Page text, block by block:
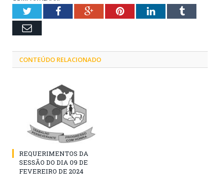
TwitterFacebookGoogle+PinterestLinkedInTumblr
Email
CONTEÚDO RELACIONADO
REQUERIMENTOS DA
SESSÃO DO DIA 09 DE
FEVEREIRO DE 2024